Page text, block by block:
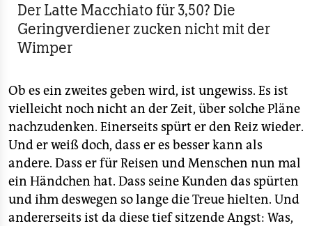
Der Latte Macchiato für 3,50? Die
Geringverdiener zucken nicht mit der
Wimper
Ob es ein zweites geben wird, ist ungewiss. Es ist
vielleicht noch nicht an der Zeit, über solche Pläne
nachzudenken. Einerseits spürt er den Reiz wieder.
Und er weiß doch, dass er es besser kann als
andere. Dass er für Reisen und Menschen nun mal
ein Händchen hat. Dass seine Kunden das spürten
und ihm deswegen so lange die Treue hielten. Und
andererseits ist da diese tief sitzende Angst: Was,